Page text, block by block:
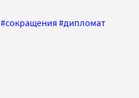
#сокращения #дипломат